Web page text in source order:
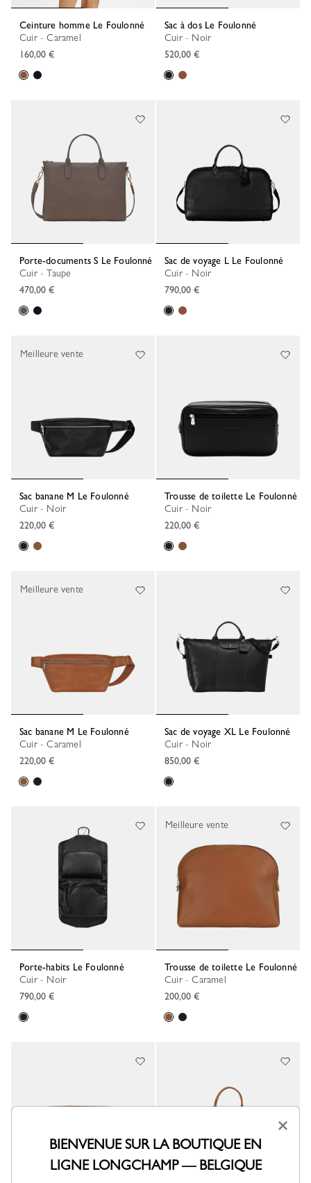
Ceinture homme Le Foulonné
Cuir - Caramel
160,00 €
Sac à dos Le Foulonné
Cuir - Noir
520,00 €
Porte-documents S Le Foulonné
Cuir - Taupe
470,00 €
Sac de voyage L Le Foulonné
Cuir - Noir
790,00 €
Sac banane M Le Foulonné
Cuir - Noir
220,00 €
Meilleure vente
Trousse de toilette Le Foulonné
Cuir - Noir
220,00 €
Sac banane M Le Foulonné
Cuir - Caramel
220,00 €
Meilleure vente
Sac de voyage XL Le Foulonné
Cuir - Noir
850,00 €
Porte-habits Le Foulonné
Cuir - Noir
790,00 €
Trousse de toilette Le Foulonné
Cuir - Caramel
200,00 €
Meilleure vente
×
BIENVENUE SUR LA BOUTIQUE EN
LIGNE LONGCHAMP — BELGIQUE